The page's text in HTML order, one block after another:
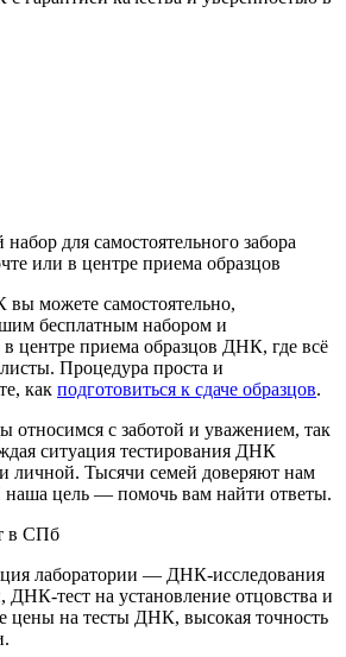
для самостоятельного забора
или в центре приема образцов
можете самостоятельно,
бесплатным набором и
в центре приема образцов ДНК, где всё
Процедура проста и
как подготовиться к сдаче образцов.
относимся с заботой и уважением, так
ситуация тестирования ДНК
личной. Тысячи семей доверяют нам
наша цель — помочь вам найти ответы.
в СПб
лаборатории — ДНК-исследования
ДНК-тест на установление отцовства и
цены на тесты ДНК, высокая точность